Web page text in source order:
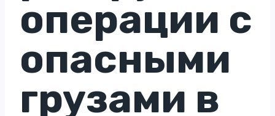
операции с
опасными
грузами в